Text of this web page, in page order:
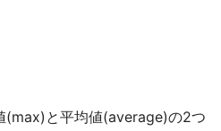
(max)と平均値(average)の2つ